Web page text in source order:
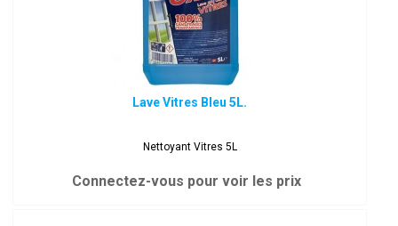
Lave Vitres Bleu 5L.
Nettoyant Vitres 5L
Connectez-vous pour voir les prix